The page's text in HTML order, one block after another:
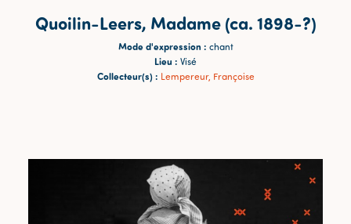
Quoilin-Leers, Madame (ca. 1898-?)
Mode d'expression : chant
Lieu : Visé
Collecteur(s) : Lempereur, Françoise